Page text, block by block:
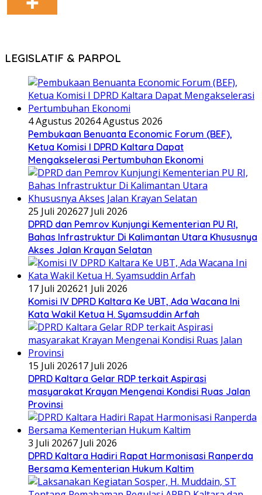
LEGISLATIF & PARPOL
4 Agustus 20264 Agustus 2026
Pembukaan Benuanta Economic Forum (BEF),
Ketua Komisi I DPRD Kaltara Dapat
Mengakselerasi Pertumbuhan Ekonomi
25 Juli 202627 Juli 2026
DPRD dan Pemrov Kunjungi Kementerian PU RI,
Bahas Infrastruktur Di Kalimantan Utara Khususnya
Akses Jalan Krayan Selatan
17 Juli 202621 Juli 2026
Komisi IV DPRD Kaltara Ke UBT, Ada Wacana Ini
Kata Wakil Ketua H. Syamsuddin Arfah
15 Juli 202617 Juli 2026
DPRD Kaltara Gelar RDP terkait Aspirasi
masyarakat Krayan Mengenai Kondisi Ruas Jalan
Provinsi
3 Juli 20267 Juli 2026
DPRD Kaltara Hadiri Rapat Harmonisasi Ranperda
Bersama Kementerian Hukum Kaltim